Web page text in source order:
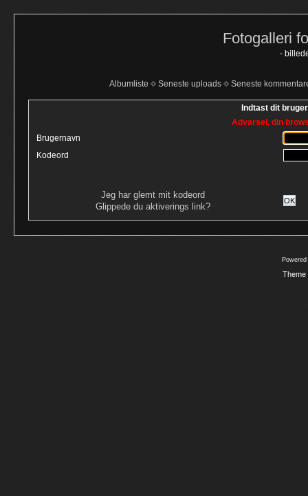
Fotogalleri
-
Albumliste Seneste uploads Seneste
Indtast dit
Advarsel, din
Brugernavn
Kodeord
Jeg har glemt mit kodeord
Glippede du aktiverings link?
OK
Theme